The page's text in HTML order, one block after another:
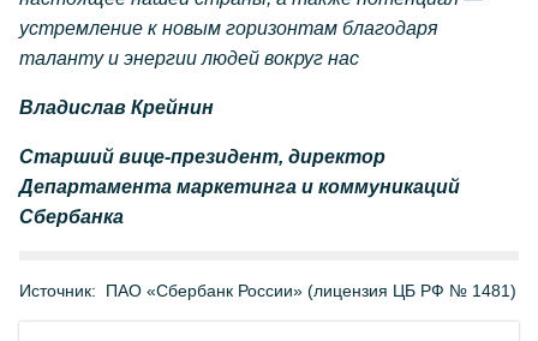
устремление к новым горизонтам благодаря
таланту и энергии людей вокруг нас
Владислав Крейнин
Старший вице-президент, директор
Департамента маркетинга и коммуникаций
Сбербанка
Источник: ПАО «Сбербанк России» (лицензия ЦБ РФ № 1481)